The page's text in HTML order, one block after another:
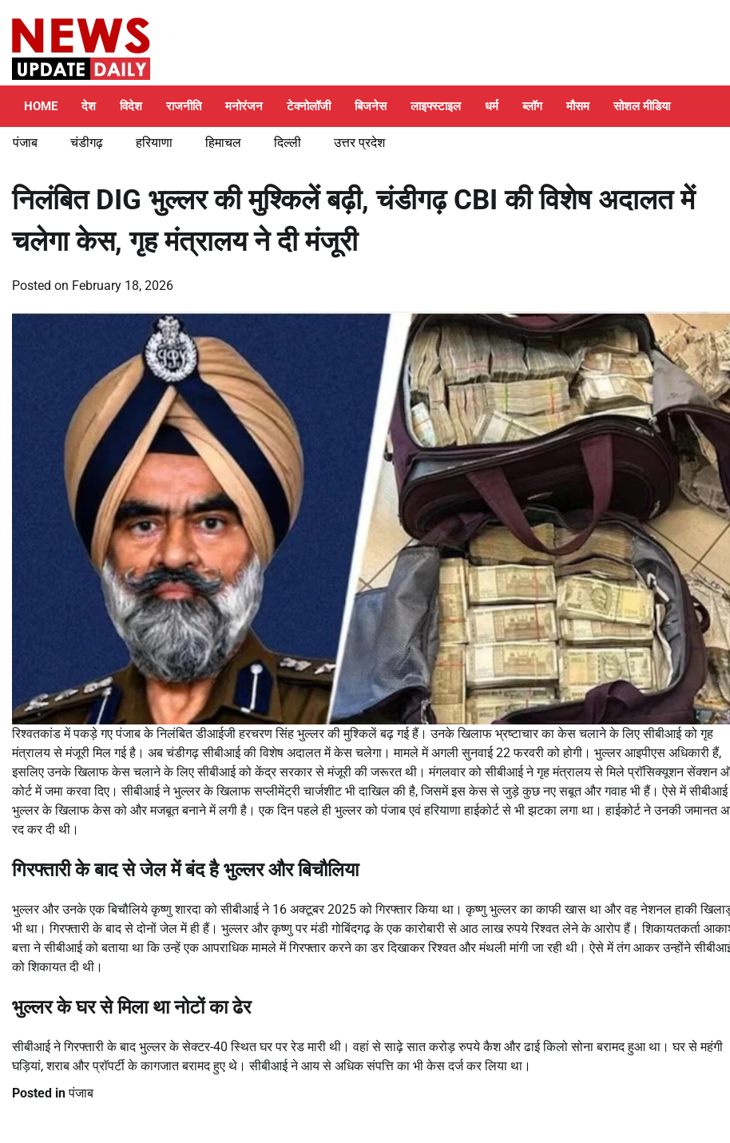
content
HOME देश विदेश राजनीति मनोरंजन टेक्नोलॉजी बिजनेस लाइफ्स्टाइल धर्म ब्लॉग मौसम सोशल मीडिया
पंजाब चंडीगढ़ हरियाणा हिमाचल दिल्ली उत्तर प्रदेश
निलंबित DIG भुल्लर की मुश्किलें बढ़ी, चंडीगढ़ CBI की विशेष अदालत में
चलेगा केस, गृह मंत्रालय ने दी मंजूरी
Posted on February 18, 2026
रिश्वतकांड में पकड़े गए पंजाब के निलंबित डीआईजी हरचरण सिंह भुल्लर की मुश्किलें बढ़ गई हैं। उनके खिलाफ भ्रष्टाचार का केस चलाने के लिए सीबीआई को गृह
मंत्रालय से मंजूरी मिल गई है। अब चंडीगढ़ सीबीआई की विशेष अदालत में केस चलेगा। मामले में अगली सुनवाई 22 फरवरी को होगी। भुल्लर आइपीएस अधिकारी हैं,
इसलिए उनके खिलाफ केस चलाने के लिए सीबीआई को केंद्र सरकार से मंजूरी की जरूरत थी। मंगलवार को सीबीआई ने गृह मंत्रालय से मिले प्राॅसिक्यूशन सेंक्शन
कोर्ट में जमा करवा दिए। सीबीआई ने भुल्लर के खिलाफ सप्लीमेंट्री चार्जशीट भी दाखिल की है, जिसमें इस केस से जुड़े कुछ नए सबूत और गवाह भी हैं। ऐसे में सीबीआई
भुल्लर के खिलाफ केस को और मजबूत बनाने में लगी है। एक दिन पहले ही भुल्लर को पंजाब एवं हरियाणा हाईकोर्ट से भी झटका लगा था। हाईकोर्ट ने उनकी जमानत
रद कर दी थी।
गिरफ्तारी के बाद से जेल में बंद है भुल्लर और बिचौलिया
भुल्लर और उनके एक बिचौलिये कृष्णु शारदा को सीबीआई ने 16 अक्टूबर 2025 को गिरफ्तार किया था। कृष्णु भुल्लर का काफी खास था और वह नेशनल हाकी
भी था। गिरफ्तारी के बाद से दोनों जेल में ही हैं। भुल्लर और कृष्णु पर मंडी गोबिंदगढ़ के एक कारोबारी से आठ लाख रुपये रिश्वत लेने के आरोप हैं। शिकायतकर्ता
बत्ता ने सीबीआई को बताया था कि उन्हें एक आपराधिक मामले में गिरफ्तार करने का डर दिखाकर रिश्वत और मंथली मांगी जा रही थी। ऐसे में तंग आकर उन्होंने
को शिकायत दी थी।
भुल्लर के घर से मिला था नोटों का ढेर
सीबीआई ने गिरफ्तारी के बाद भुल्लर के सेक्टर-40 स्थित घर पर रेड मारी थी। वहां से साढ़े सात करोड़ रुपये कैश और ढाई किलो सोना बरामद हुआ था। घर से महंगी
घड़ियां, शराब और प्राॅपर्टी के कागजात बरामद हुए थे। सीबीआई ने आय से अधिक संपत्ति का भी केस दर्ज कर लिया था।
Posted inपंजाब